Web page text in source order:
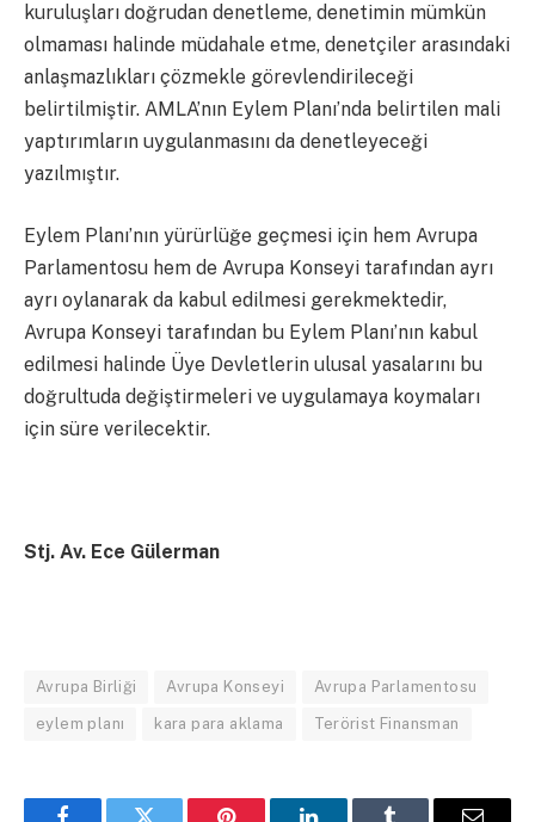
kuruluşları doğrudan denetleme, denetimin mümkün
olmaması halinde müdahale etme, denetçiler arasındaki
anlaşmazlıkları çözmekle görevlendirileceği
belirtilmiştir. AMLA’nın Eylem Planı’nda belirtilen mali
yaptırımların uygulanmasını da denetleyeceği
yazılmıştır.
Eylem Planı’nın yürürlüğe geçmesi için hem Avrupa
Parlamentosu hem de Avrupa Konseyi tarafından ayrı
ayrı oylanarak da kabul edilmesi gerekmektedir,
Avrupa Konseyi tarafından bu Eylem Planı’nın kabul
edilmesi halinde Üye Devletlerin ulusal yasalarını bu
doğrultuda değiştirmeleri ve uygulamaya koymaları
için süre verilecektir.
Stj. Av. Ece Gülerman
Avrupa Birliği Avrupa Konseyi Avrupa Parlamentosu
eylem planı kara para aklama Terörist Finansman